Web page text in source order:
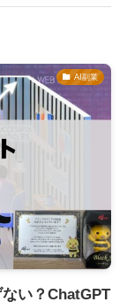
AI副業
い？ChatGPT